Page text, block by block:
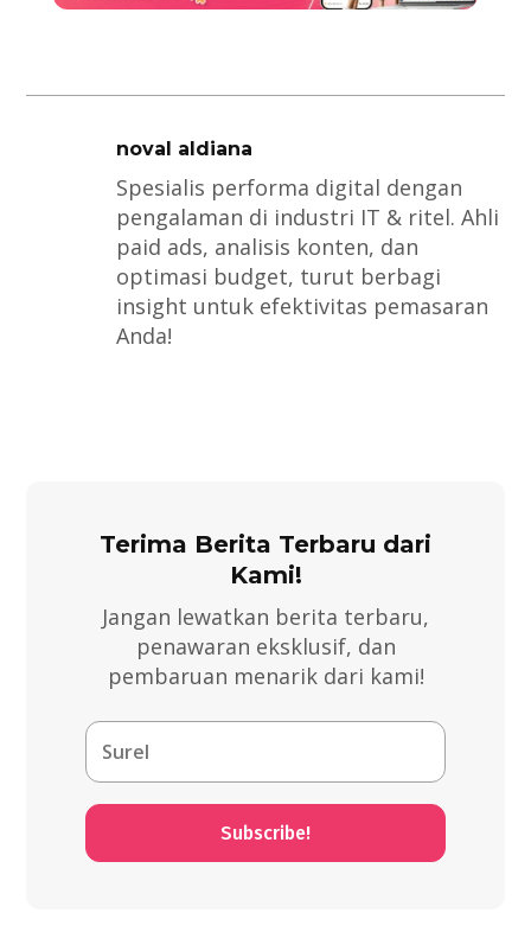
noval aldiana
Spesialis performa digital dengan
pengalaman di industri IT & ritel. Ahli
paid ads, analisis konten, dan
optimasi budget, turut berbagi
insight untuk efektivitas pemasaran
Anda!
Terima Berita Terbaru dari
Kami!
Jangan lewatkan berita terbaru,
penawaran eksklusif, dan
pembaruan menarik dari kami!
Subscribe!